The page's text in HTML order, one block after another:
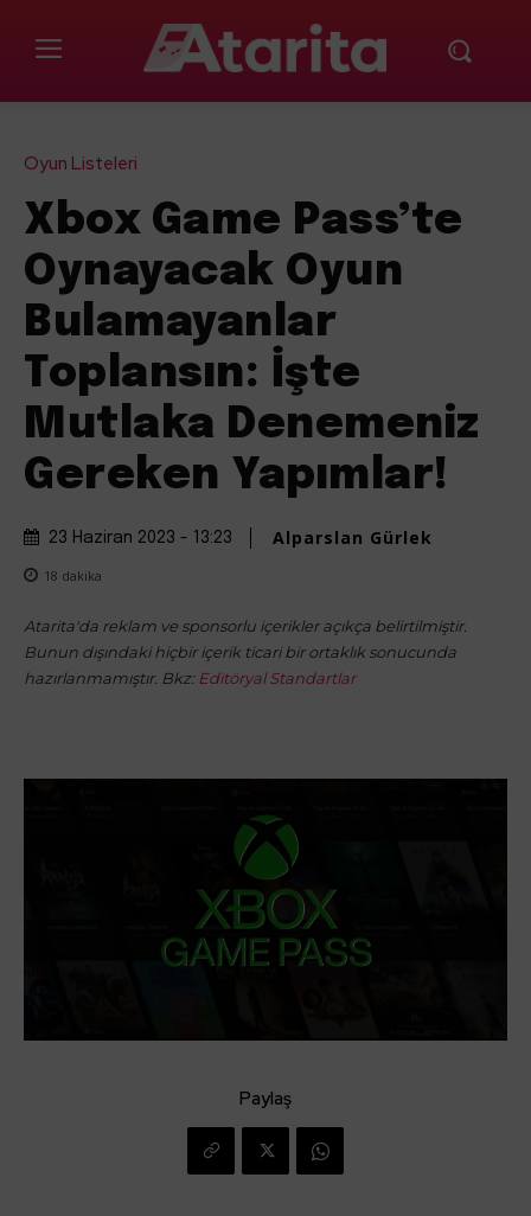
Oyun Listeleri
Xbox Game Pass’te
Oynayacak Oyun
Bulamayanlar
Toplansın: İşte
Mutlaka Denemeniz
Gereken Yapımlar!
23 Haziran 2023 - 13:23 Alparslan Gürlek
18 dakika
Atarita'da reklam ve sponsorlu içerikler açıkça belirtilmiştir.
Bunun dışındaki hiçbir içerik ticari bir ortaklık sonucunda
hazırlanmamıştır. Bkz: Editöryal Standartlar
Paylaş